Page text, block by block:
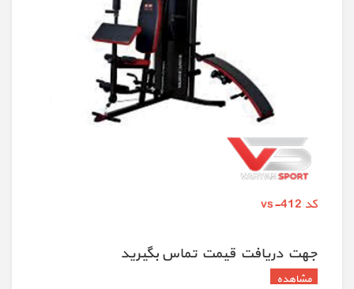
کد vs-412
جهت دريافت قيمت تماس بگيريد